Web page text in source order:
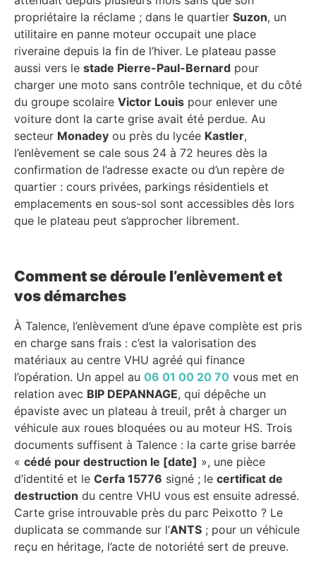
propriétaire la réclame ; dans le quartier Suzon, un
utilitaire en panne moteur occupait une place
riveraine depuis la fin de l’hiver. Le plateau passe
aussi vers le stade Pierre-Paul-Bernard pour
charger une moto sans contrôle technique, et du côté
du groupe scolaire Victor Louis pour enlever une
voiture dont la carte grise avait été perdue. Au
secteur Monadey ou près du lycée Kastler,
l’enlèvement se cale sous 24 à 72 heures dès la
confirmation de l’adresse exacte ou d’un repère de
quartier : cours privées, parkings résidentiels et
emplacements en sous-sol sont accessibles dès lors
que le plateau peut s’approcher librement.
Comment se déroule l’enlèvement et
vos démarches
À Talence, l’enlèvement d’une épave complète est pris
en charge sans frais : c’est la valorisation des
matériaux au centre VHU agréé qui finance
l’opération. Un appel au 06 01 00 20 70 vous met en
relation avec BIP DEPANNAGE, qui dépêche un
épaviste avec un plateau à treuil, prêt à charger un
véhicule aux roues bloquées ou au moteur HS. Trois
documents suffisent à Talence : la carte grise barrée
« cédé pour destruction le [date] », une pièce
d’identité et le Cerfa 15776 signé ; le certificat de
destruction du centre VHU vous est ensuite adressé.
Carte grise introuvable près du parc Peixotto ? Le
duplicata se commande sur l’ANTS ; pour un véhicule
reçu en héritage, l’acte de notoriété sert de preuve.